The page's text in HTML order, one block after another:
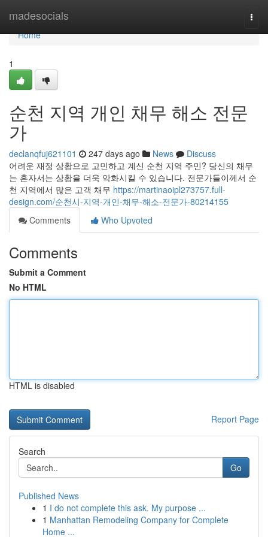
madesocials
Home
Home
1
순천 지역 개인 채무 해소 전문
가
declanqfuj621101 247 days ago News
Discuss
어려운 재정 상황으로 고민하고 계신 순천 지역 주민? 당신의 채무
는 혼자서는 상황을 더욱 악화시킬 수 있습니다. 전문가들이께서 순
천 지역에서 많은 고객 채무 https://martinaoipl273757.full-
design.com/순천시-지역-개인-채무-해소-전문가-80214155
Comments
Who Upvoted
Comments
Submit a Comment
No HTML
HTML is disabled
Report Page
Search
Go
Published News
1 I do not complete this ask. My purpose ...
1 Manhattan Remodeling Company for Complete
Home ...